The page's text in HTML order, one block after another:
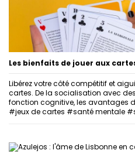
Les bienfaits de jouer aux cartes
Libérez votre côté compétitif et
cartes. De la socialisation avec
fonction cognitive, les avantages
#jeux de cartes #santé mentale